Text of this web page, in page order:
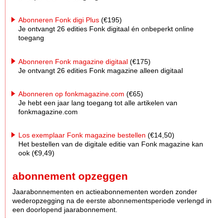
Abonneren Fonk digi Plus (€195)
Je ontvangt 26 edities Fonk digitaal én onbeperkt online
toegang
Abonneren Fonk magazine digitaal (€175)
Je ontvangt 26 edities Fonk magazine alleen digitaal
Abonneren op fonkmagazine.com (€65)
Je hebt een jaar lang toegang tot alle artikelen van
fonkmagazine.com
Los exemplaar Fonk magazine bestellen (€14,50)
Het bestellen van de digitale editie van Fonk magazine kan
ook (€9,49)
abonnement opzeggen
Jaarabonnementen en actieabonnementen worden zonder
wederopzegging na de eerste abonnementsperiode verlengd in
een doorlopend jaarabonnement.